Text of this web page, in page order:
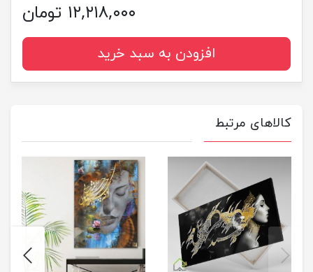
۱۲,۲۱۸,۰۰۰ تومان
افزودن به سبد خرید
کالاهای مرتبط
previus